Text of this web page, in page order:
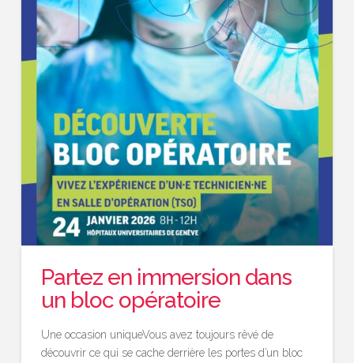
Partez en immersion dans
un bloc opératoire
Une occasion uniqueVous avez toujours rêvé de
découvrir ce qui se cache derrière les portes d’un bloc